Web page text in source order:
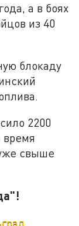
а в боях
из 40
блокаду
2200
свыше